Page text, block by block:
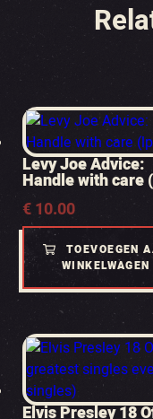
Levy Joe Advice:
Handle with care
€10.00
TOEVOEGEN
WINKELWAGEN
Elvis Presley 18